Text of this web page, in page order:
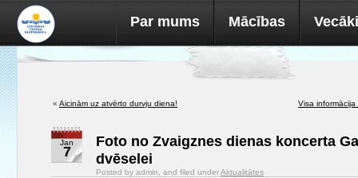
Par mums Mācības
« Aicinām uz atvērto durvju diena! Visa
Jan
7
Foto no Zvaigznes dienas koncerta
dvēselei
Posted by admin, and filed underAktualitātes